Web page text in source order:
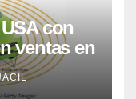
con
ventas en